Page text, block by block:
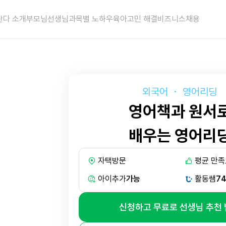
다 소개부모님선생님과목별 노하우육아고민 해결비즈니스채용
외국어 ・ 영어리딩
영어책과 원서
배우는 영어리
자택방문
평균 만
아이추가가능 활동쌤
신청하고 무료로 선생님 추천